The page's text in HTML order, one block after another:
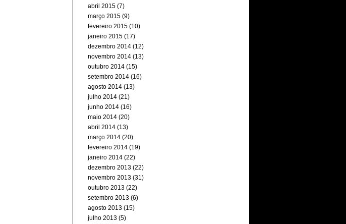
abril 2015 (7)
março 2015 (9)
fevereiro 2015 (10)
janeiro 2015 (17)
dezembro 2014 (12)
novembro 2014 (13)
outubro 2014 (15)
setembro 2014 (16)
agosto 2014 (13)
julho 2014 (21)
junho 2014 (16)
maio 2014 (20)
abril 2014 (13)
março 2014 (20)
fevereiro 2014 (19)
janeiro 2014 (22)
dezembro 2013 (22)
novembro 2013 (31)
outubro 2013 (22)
setembro 2013 (6)
agosto 2013 (15)
julho 2013 (5)